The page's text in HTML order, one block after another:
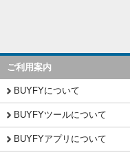
ご利用案内
BUYFYについて
BUYFYツールについて
BUYFYアプリについて